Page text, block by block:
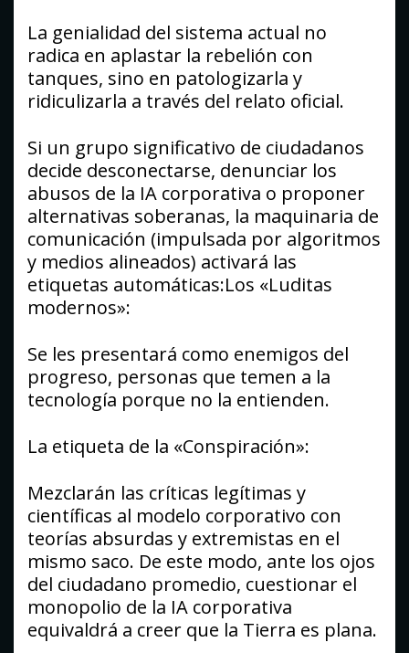
La genialidad del sistema actual no
radica en aplastar la rebelión con
tanques, sino en patologizarla y
ridiculizarla a través del relato oficial.
Si un grupo significativo de ciudadanos
decide desconectarse, denunciar los
abusos de la IA corporativa o proponer
alternativas soberanas, la maquinaria de
comunicación (impulsada por algoritmos
y medios alineados) activará las
etiquetas automáticas:Los «Luditas
modernos»:
Se les presentará como enemigos del
progreso, personas que temen a la
tecnología porque no la entienden.
La etiqueta de la «Conspiración»:
Mezclarán las críticas legítimas y
científicas al modelo corporativo con
teorías absurdas y extremistas en el
mismo saco. De este modo, ante los ojos
del ciudadano promedio, cuestionar el
monopolio de la IA corporativa
equivaldrá a creer que la Tierra es plana.